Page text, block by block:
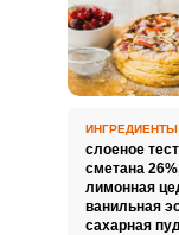
ИНГРЕДИЕНТЫ
слоеное
сметана
лимонная
ванильная
сахарная